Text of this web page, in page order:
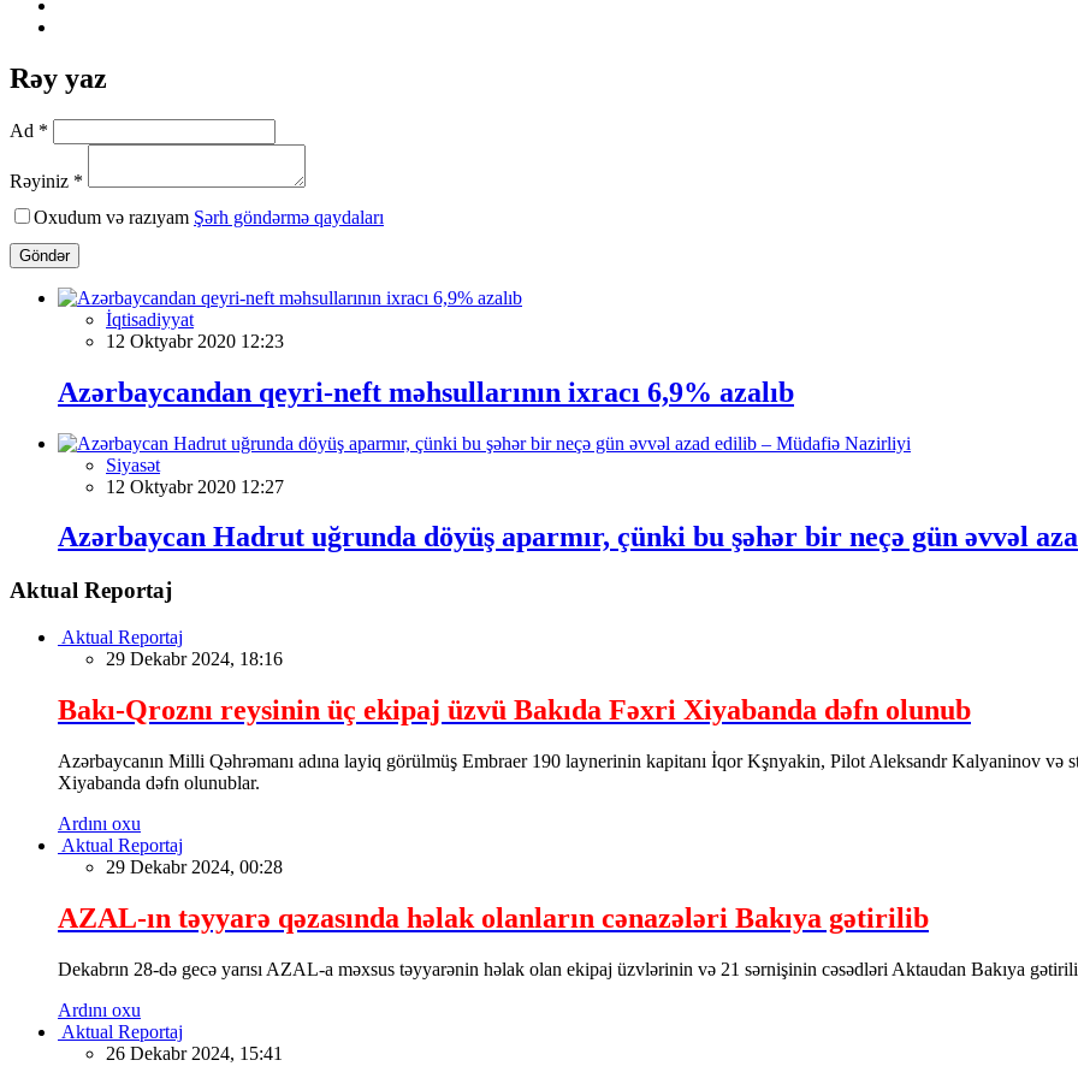
Rəy yaz
Ad *
Rəyiniz *
Oxudum və razıyam Şərh göndərmə qaydaları
Göndər
İqtisadiyyat
12 Oktyabr 2020 12:23
Azərbaycandan qeyri-neft məhsullarının ixracı 6,9% azalıb
Siyasət
12 Oktyabr 2020 12:27
Azərbaycan Hadrut uğrunda döyüş aparmır, çünki bu şəhər bir neçə gün əvvəl
Aktual Reportaj
Aktual Reportaj
29 Dekabr 2024, 18:16
Bakı-Qroznı reysinin üç ekipaj üzvü Bakıda Fəxri Xiyabanda dəfn olunub
Azərbaycanın Milli Qəhrəmanı adına layiq görülmüş Embraer 190 laynerinin kapitanı İqor Kşnyakin, Pilot Aleksandr Kalyaninov
Xiyabanda dəfn olunublar.
Ardını oxu
Aktual Reportaj
29 Dekabr 2024, 00:28
AZAL-ın təyyarə qəzasında həlak olanların cənazələri Bakıya gətirilib
Dekabrın 28-də gecə yarısı AZAL-a məxsus təyyarənin həlak olan ekipaj üzvlərinin və 21 sərnişinin cəsədləri Aktaudan Bakıya
Ardını oxu
Aktual Reportaj
26 Dekabr 2024, 15:41